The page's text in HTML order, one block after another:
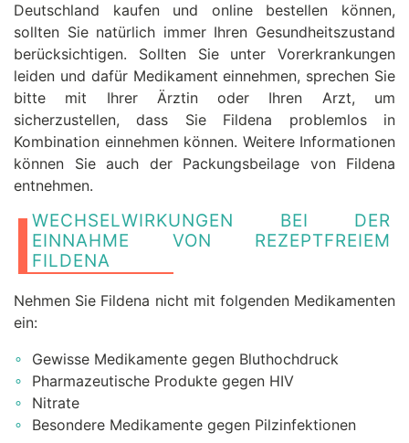
Deutschland kaufen und online bestellen können,
sollten Sie natürlich immer Ihren Gesundheitszustand
berücksichtigen. Sollten Sie unter Vorerkrankungen
leiden und dafür Medikament einnehmen, sprechen Sie
bitte mit Ihrer Ärztin oder Ihren Arzt, um
sicherzustellen, dass Sie Fildena problemlos in
Kombination einnehmen können. Weitere Informationen
können Sie auch der Packungsbeilage von Fildena
entnehmen.
WECHSELWIRKUNGEN BEI DER
EINNAHME VON REZEPTFREIEM
FILDENA
Nehmen Sie Fildena nicht mit folgenden Medikamenten
ein:
Gewisse Medikamente gegen Bluthochdruck
Pharmazeutische Produkte gegen HIV
Nitrate
Besondere Medikamente gegen Pilzinfektionen